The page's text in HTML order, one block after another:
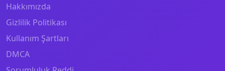
Hakkımızda
Gizlilik Politikası
Kullanım Şartları
DMCA